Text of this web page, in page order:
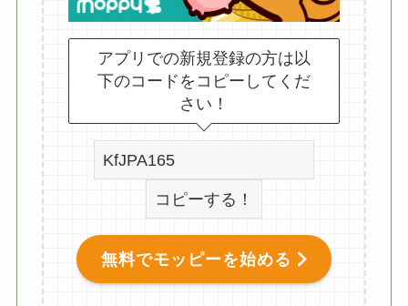
アプリでの新規登録の方は以
下のコードをコピーしてくだ
さい！
コピーする！
無料でモッピーを始める